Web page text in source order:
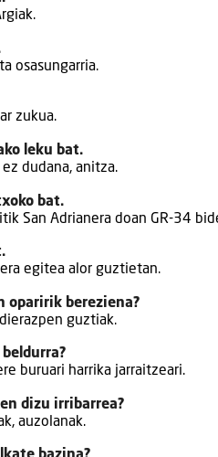
osasungarria.
zukua.
leku bat.
dudana, anitza.
bat.
San Adrianera doan GR-34
egitea alor guztietan.
oparirik bereziena?
guztiak.
buruari harrika jarraitzeari.
dizu irribarrea?
auzolanak.